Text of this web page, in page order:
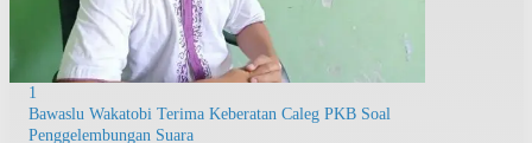
1
Bawaslu Wakatobi Terima Keberatan Caleg PKB Soal
Penggelembungan Suara